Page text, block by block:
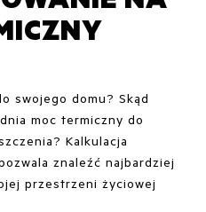
swojego domu? Skąd
moc termiczny do
Kalkulacja
znaleźć najbardziej
przestrzeni życiowej